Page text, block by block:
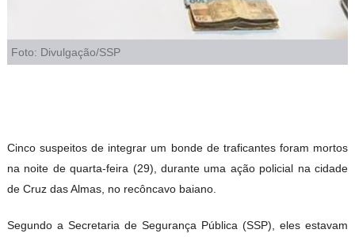
Foto: Divulgação/SSP
Cinco suspeitos de integrar um bonde de traficantes foram mortos
na noite de quarta-feira (29), durante uma ação policial na cidade
de Cruz das Almas, no recôncavo baiano.
Segundo a Secretaria de Segurança Pública (SSP), eles estavam